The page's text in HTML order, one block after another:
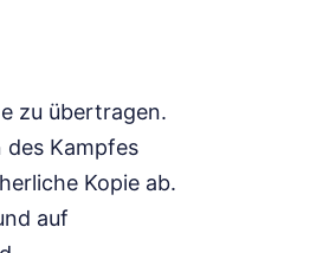
zu übertragen.
des Kampfes
Kopie ab.
auf